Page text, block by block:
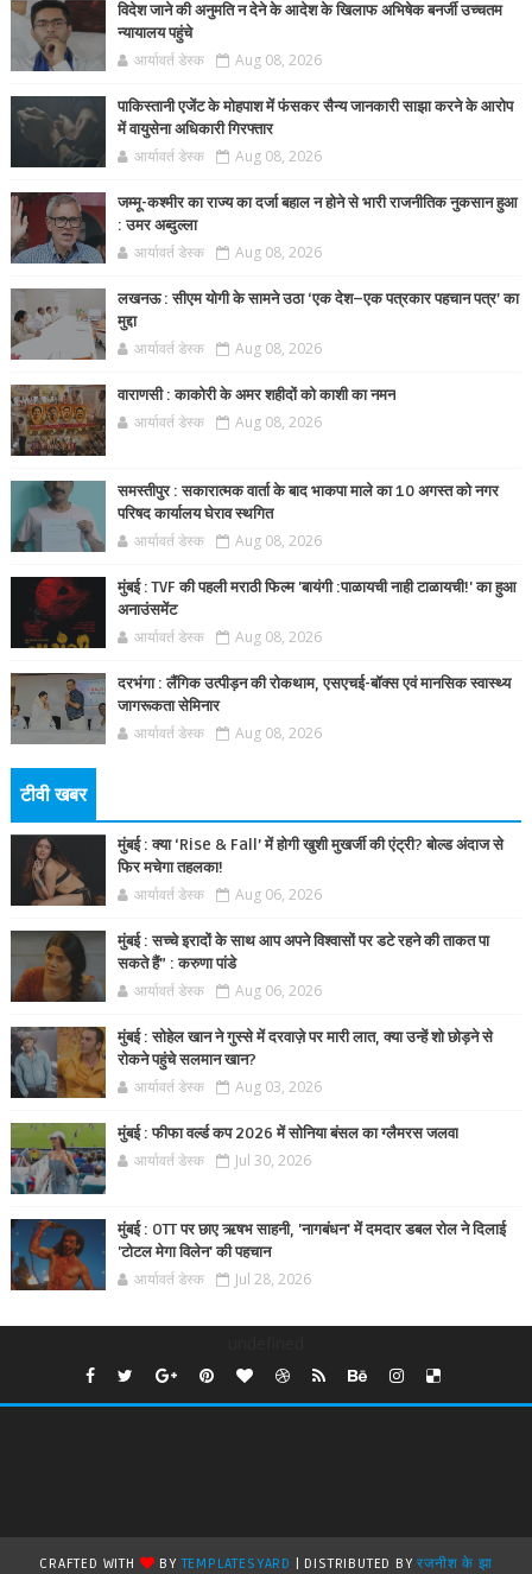
विदेश जाने की अनुमति न देने के आदेश के खिलाफ अभिषेक बनर्जी उच्चतम
न्यायालय पहुंचे
आर्यावर्त डेस्क Aug 08, 2026
पाकिस्तानी एजेंट के मोहपाश में फंसकर सैन्य जानकारी साझा करने के आरोप
में वायुसेना अधिकारी गिरफ्तार
आर्यावर्त डेस्क Aug 08, 2026
जम्मू-कश्मीर का राज्य का दर्जा बहाल न होने से भारी राजनीतिक नुकसान हुआ
: उमर अब्दुल्ला
आर्यावर्त डेस्क Aug 08, 2026
लखनऊ : सीएम योगी के सामने उठा ‘एक देश–एक पत्रकार पहचान पत्र’ का
मुद्दा
आर्यावर्त डेस्क Aug 08, 2026
वाराणसी : काकोरी के अमर शहीदों को काशी का नमन
आर्यावर्त डेस्क Aug 08, 2026
समस्तीपुर : सकारात्मक वार्ता के बाद भाकपा माले का 10 अगस्त को नगर
परिषद कार्यालय घेराव स्थगित
आर्यावर्त डेस्क Aug 08, 2026
मुंबई : TVF की पहली मराठी फिल्म 'बायंगी :पाळायची नाही टाळायची!' का हुआ
अनाउंसमेंट
आर्यावर्त डेस्क Aug 08, 2026
दरभंगा : लैंगिक उत्पीड़न की रोकथाम, एसएचई-बॉक्स एवं मानसिक स्वास्थ्य
जागरूकता सेमिनार
आर्यावर्त डेस्क Aug 08, 2026
टीवी खबर
मुंबई : क्या ‘Rise & Fall’ में होगी खुशी मुखर्जी की एंट्री? बोल्ड अंदाज से
फिर मचेगा तहलका!
आर्यावर्त डेस्क Aug 06, 2026
मुंबई : सच्चे इरादों के साथ आप अपने विश्वासों पर डटे रहने की ताकत पा
सकते हैं” : करुणा पांडे
आर्यावर्त डेस्क Aug 06, 2026
मुंबई : सोहेल खान ने गुस्से में दरवाज़े पर मारी लात, क्या उन्हें शो छोड़ने से
रोकने पहुंचे सलमान खान?
आर्यावर्त डेस्क Aug 03, 2026
मुंबई : फीफा वर्ल्ड कप 2026 में सोनिया बंसल का ग्लैमरस जलवा
आर्यावर्त डेस्क Jul 30, 2026
मुंबई : OTT पर छाए ऋषभ साहनी, 'नागबंधन' में दमदार डबल रोल ने दिलाई
'टोटल मेगा विलेन' की पहचान
आर्यावर्त डेस्क Jul 28, 2026
CRAFTED WITH BYTEMPLATESYARD | DISTRIBUTED BYरजनीश के झा